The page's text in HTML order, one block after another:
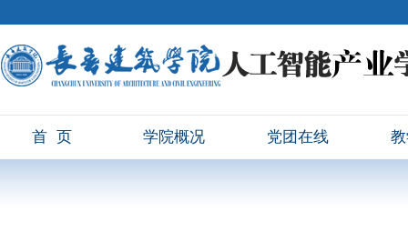
首页 学院概况 党团在线